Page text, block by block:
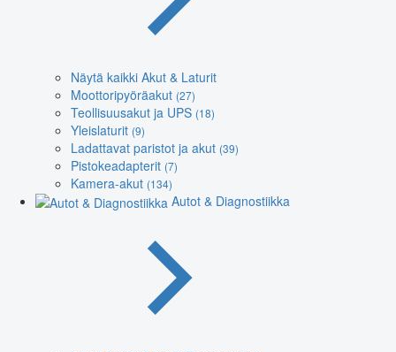
Näytä kaikki Akut & Laturit
Moottoripyöräakut (27)
Teollisuusakut ja UPS (18)
Yleislaturit (9)
Ladattavat paristot ja akut (39)
Pistokeadapterit (7)
Kamera-akut (134)
Autot & Diagnostiikka